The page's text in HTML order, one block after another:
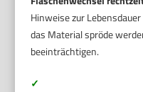
Hinweise zur
das Material spröde
beeinträchtigen.
✓